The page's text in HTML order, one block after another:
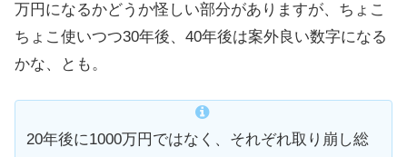
万円になるかどうか怪しい部分がありますが、ちょこ
ちょこ使いつつ30年後、40年後は案外良い数字になる
かな、とも。
20年後に1000万円ではなく、それぞれ取り崩し総